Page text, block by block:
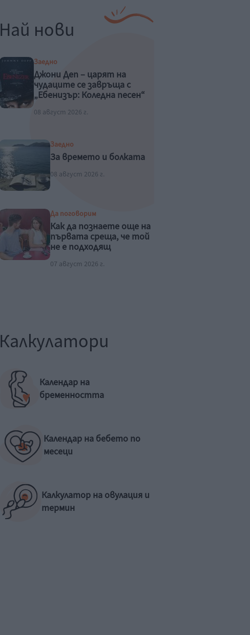
Най нови
Заедно
Джони Деп – царят на
чудаците се завръща с
„Ебенизър: Коледна песен“
08 август 2026 г.
Заедно
За времето и болката
08 август 2026 г.
Да поговорим
Как да познаете още на
първата среща, че той
не е подходящ
07 август 2026 г.
Калкулатори
Календар на
бременността
Календар на бебето по
месеци
Калкулатор на овулация и
термин